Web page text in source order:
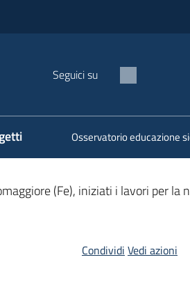
Seguici su
Osservatorio educazione
(Fe), iniziati i lavori per la
Condividi Vedi azioni